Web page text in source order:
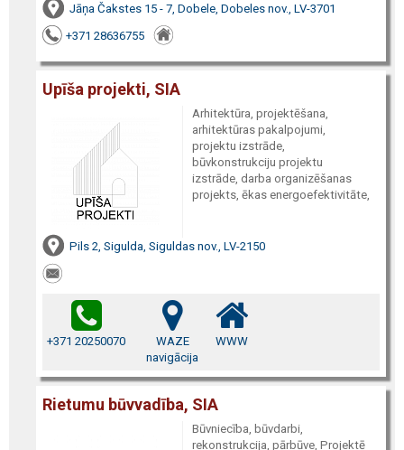
Jāņa Čakstes 15 - 7, Dobele, Dobeles nov., LV-3701
+371 28636755
Upīša projekti, SIA
Arhitektūra, projektēšana,
arhitektūras pakalpojumi,
projektu izstrāde,
būvkonstrukciju projektu
izstrāde, darba organizēšanas
projekts, ēkas energoefektivitāte,
Pils 2, Sigulda, Siguldas nov., LV-2150
+371 20250070
WAZE
navigācija
WWW
Rietumu būvvadība, SIA
Būvniecība, būvdarbi,
rekonstrukcija, pārbūve, Projektē